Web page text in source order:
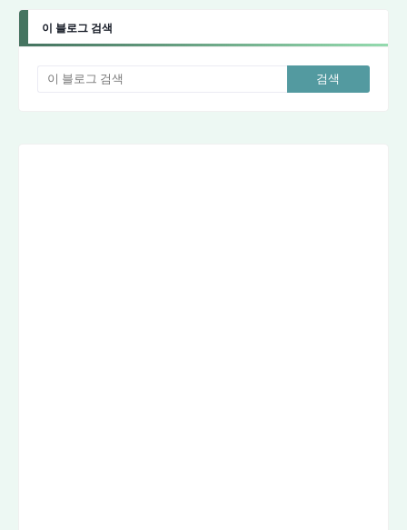
이 블로그 검색